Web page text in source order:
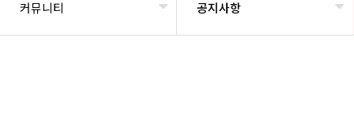
커뮤니티 공지사항